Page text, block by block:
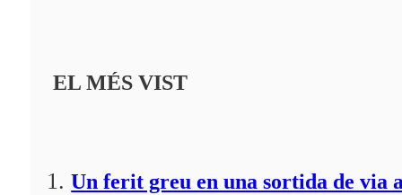
EL MÉS VIST
Un ferit greu en una sortida de via